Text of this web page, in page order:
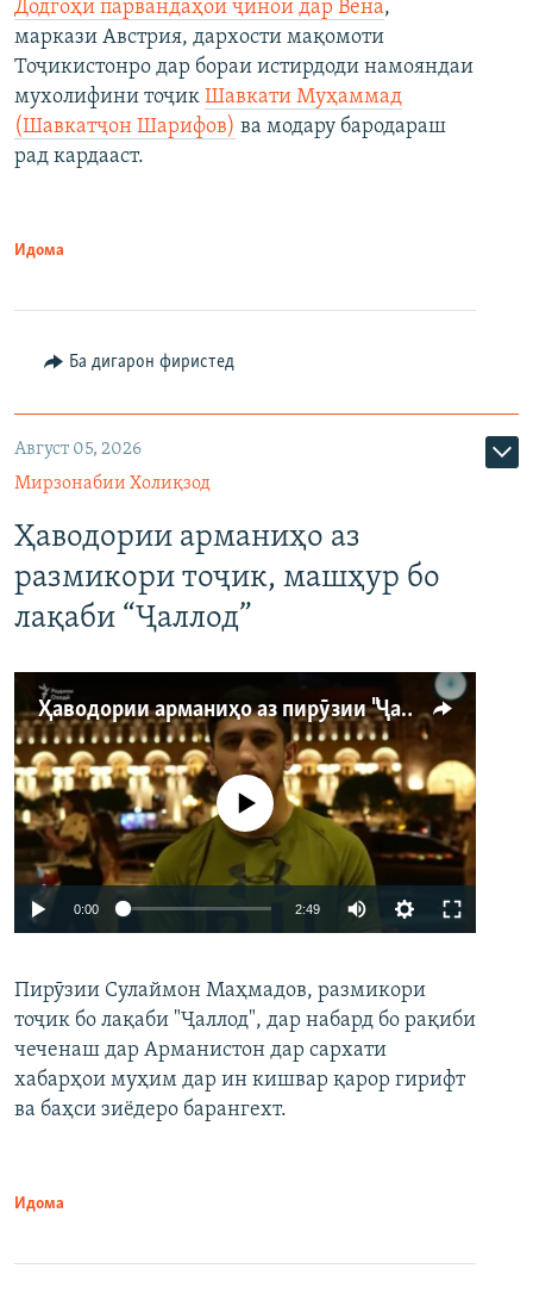
Додгоҳи парвандаҳои ҷиноӣ дар Вена,
маркази Австрия, дархости мақомоти
Тоҷикистонро дар бораи истирдоди намояндаи
мухолифини тоҷик Шавкати Муҳаммад
(Шавкатҷон Шарифов) ва модару бародараш
рад кардааст.
Идома
Ба дигарон фиристед
Август 05, 2026
Мирзонабии Холиқзод
Ҳаводории арманиҳо аз
размикори тоҷик, машҳур бо
лақаби “Ҷаллод”
Ҳаводории арманиҳо аз пирӯзии "Ҷаллод"-и тоҷик
Auto 240p 360p 480p
720p 1080p
Феълан кор намекунад
0:00 2:49
360p
480p
Пирӯзии Сулаймон Маҳмадов, размикори
тоҷик бо лақаби "Ҷаллод", дар набард бо рақиби
чеченаш дар Арманистон дар сархати
хабарҳои муҳим дар ин кишвар қарор гирифт
ва баҳси зиёдеро барангехт.
Идома